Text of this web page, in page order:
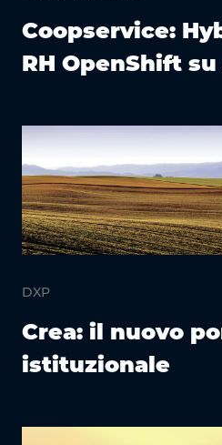
Coopservice:
RH OpenShift
DXP
Crea: il nuovo
istituzionale